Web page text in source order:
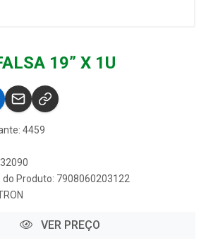
19” X 1U
4459
do Produto: 7908060203122
VER PREÇO